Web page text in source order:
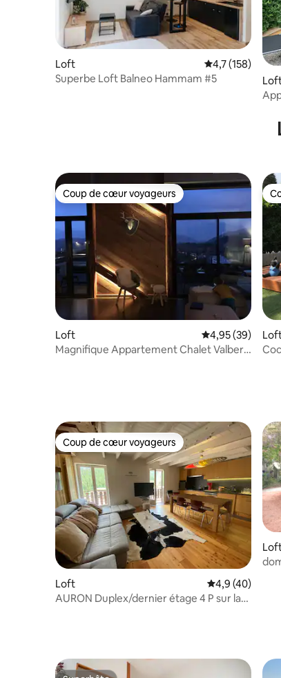
Loft Évaluation
4,7 (158)
Superbe Loft Balneo Hammam #5
Coup de cœur voyageurs
Coup de cœur voyageurs
Loft Évaluation
4,95 (39)
Magnifique Appartement Chalet Valberg
Coup de cœur voyageurs
Coup de cœur voyageurs
Loft Évaluation
4,9 (40)
AURON Duplex/dernier étage 4 P sur la